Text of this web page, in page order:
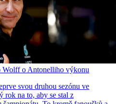
Wolff o Antonelliho výkonu
svou druhou sezónu ve
rok na to, aby se stal z